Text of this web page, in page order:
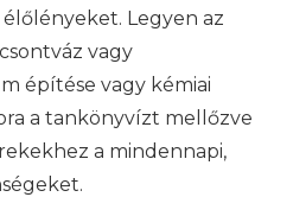
Legyen az
vagy
építése vagy kémiai
a tankönyvízt mellőzve
a mindennapi,